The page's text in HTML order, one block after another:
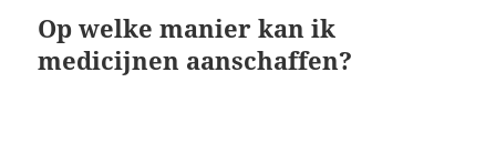
Op welke manier kan ik
medicijnen aanschaffen?